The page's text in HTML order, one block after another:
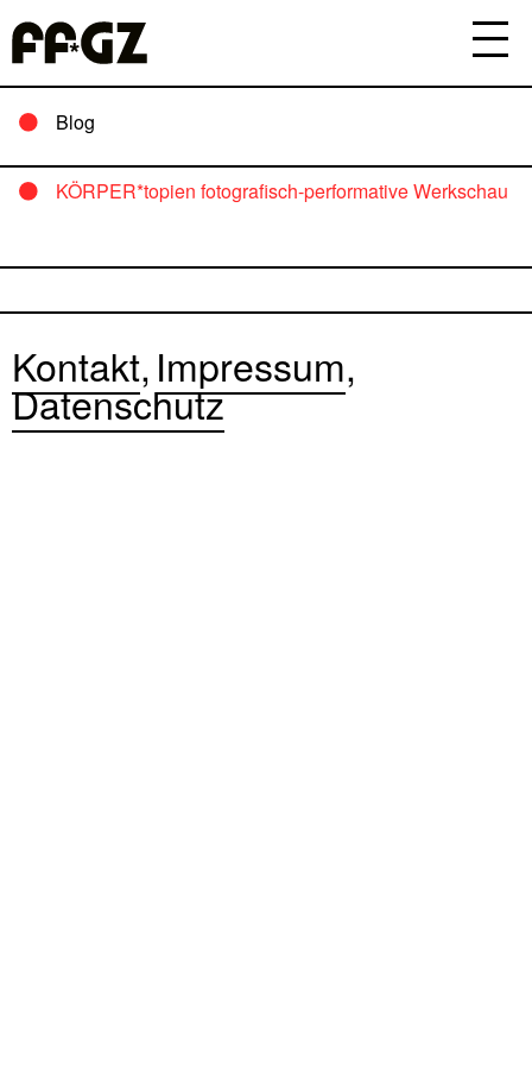
Blog
KÖRPER*topien fotografisch-performative Werkschau
Kontakt Impressum
Datenschutz